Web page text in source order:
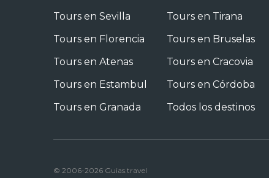
Tours en Sevilla
Tours en Florencia
Tours en Atenas
Tours en Estambul
Tours en Granada
Tours en Tirana
Tours en Bruselas
Tours en Cracovia
Tours en Córdoba
Todos los destinos
© 2006-2026 Guias.travel